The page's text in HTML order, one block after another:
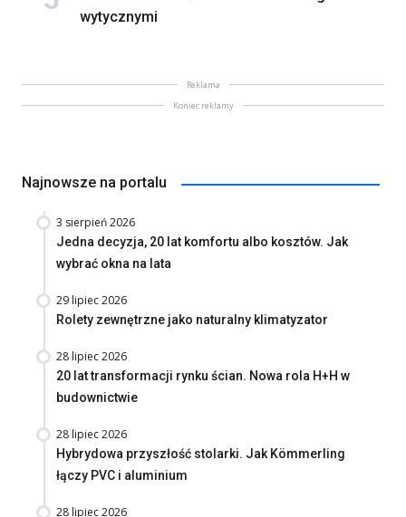
wytycznymi
Reklama
Koniec reklamy
Najnowsze na portalu
3 sierpień 2026
Jedna decyzja, 20 lat komfortu albo kosztów. Jak
wybrać okna na lata
29 lipiec 2026
Rolety zewnętrzne jako naturalny klimatyzator
28 lipiec 2026
20 lat transformacji rynku ścian. Nowa rola H+H w
budownictwie
28 lipiec 2026
Hybrydowa przyszłość stolarki. Jak Kömmerling
łączy PVC i aluminium
28 lipiec 2026